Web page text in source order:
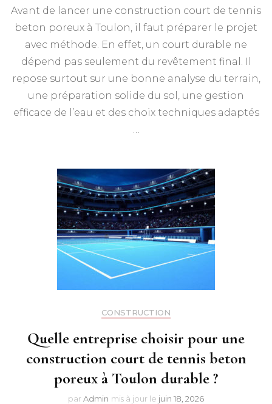
Avant de lancer une construction court de tennis
beton poreux à Toulon, il faut préparer le projet
avec méthode. En effet, un court durable ne
dépend pas seulement du revêtement final. Il
repose surtout sur une bonne analyse du terrain,
une préparation solide du sol, une gestion
efficace de l’eau et des choix techniques adaptés
…
CONSTRUCTION
Quelle entreprise choisir pour une
construction court de tennis beton
poreux à Toulon durable ?
par Admin mis à jour le juin 18, 2026